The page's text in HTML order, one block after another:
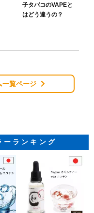
子タバコのVAPEと
はどう違うの？
一覧ページ
ーランキング